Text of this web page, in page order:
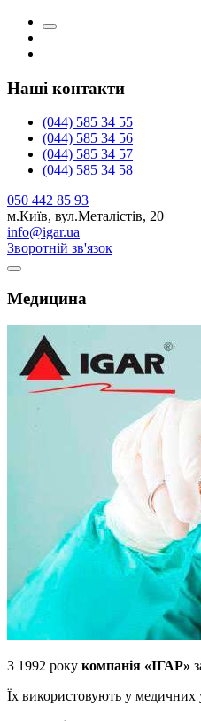
Наші контакти
(044) 585 34 55
(044) 585 34 56
(044) 585 34 57
(044) 585 34 58
050 442 85 93
м.Київ, вул.Металістів, 20
info@igar.ua
Зворотній зв'язок
Медицина
З 1992 року компанія «ІГАР»
Їх використовують у медичних